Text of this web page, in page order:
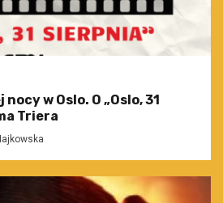
w Oslo. O „Oslo, 31
Triera